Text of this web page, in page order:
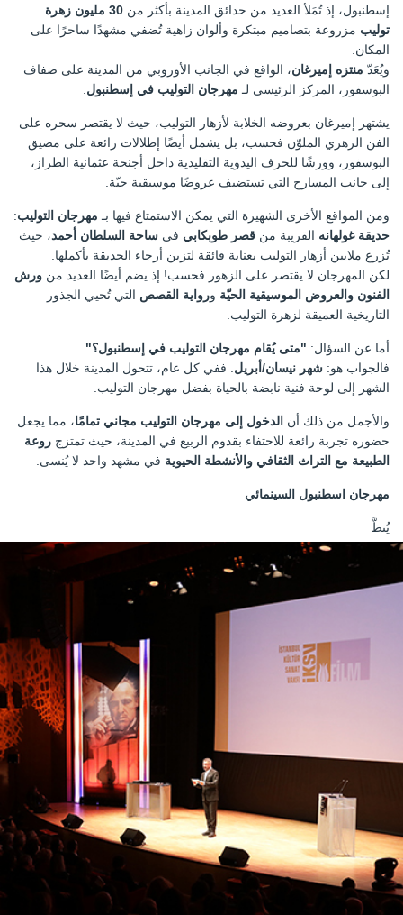
إسطنبول، إذ تُمَلأ العديد من حدائق المدينة بأكثر من
30 مليون زهرة
توليب مزروعة بتصاميم مبتكرة وألوان زاهية تُضفي مشهدًا ساحرًا على
المكان.
ويُعَدّ منتزه إميرغان، الواقع في الجانب الأوروبي من المدينة على ضفاف
البوسفور، المركز الرئيسي لـ مهرجان التوليب في إسطنبول
يشتهر إميرغان بعروضه الخلابة لأزهار التوليب، حيث لا يقتصر سحره على
الفن الزهري الملوّن فحسب، بل يشمل أيضًا إطلالات رائعة على مضيق
البوسفور، وورشًا للحرف اليدوية التقليدية داخل أجنحة عثمانية الطراز،
إلى جانب المسارح التي تستضيف عروضًا موسيقية حيّة.
ومن المواقع الأخرى الشهيرة التي يمكن الاستمتاع فيها بـ مهرجان التوليب:
حديقة غولهانه القريبة من قصر طوبكابي في ساحة السلطان أحمد، حيث
تُزرع ملايين أزهار التوليب بعناية فائقة لتزين أرجاء الحديقة بأكملها.
لكن المهرجان لا يقتصر على الزهور فحسب! إذ يضم أيضًا العديد من ورش
الفنون والعروض الموسيقية الحيّة ورواية القصص التي تُحيي الجذور
التاريخية العميقة لزهرة التوليب.
أما عن السؤال: "متى يُقام مهرجان التوليب في إسطنبول؟"
فالجواب هو: شهر نيسان/أبريل . ففي كل عام، تتحول المدينة خلال هذا
الشهر إلى لوحة فنية نابضة بالحياة بفضل مهرجان التوليب.
والأجمل من ذلك أن الدخول إلى مهرجان التوليب مجاني تمامًا، مما يجعل
حضوره تجربة رائعة للاحتفاء بقدوم الربيع في المدينة، حيث تمتزج روعة
الطبيعة مع التراث الثقافي والأنشطة الحيوية في مشهد واحد لا يُنسى.
مهرجان اسطنبول السينمائي
يُنظَّ